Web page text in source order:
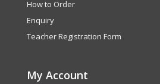
How to Order
Enquiry
Teacher Registration Form
My Account